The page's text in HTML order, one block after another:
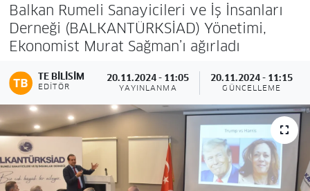
Balkan Rumeli Sanayicileri ve İş İnsanları
Derneği (BALKANTÜRKSİAD) Yönetimi,
Ekonomist Murat Sağman’ı ağırladı
TE BILISIM
EDITÖR
20.11.2024 - 11:05
YAYINLANMA
20.11.2024 - 11:15
GÜNCELLEME